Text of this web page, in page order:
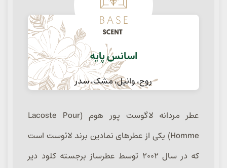
اسانس پایه
روح، وانیل، مشک، سدر
عطر مردانه لاگوست پور هوم (Lacoste Pour
Homme) یکی از عطرهای نمادین برند لائوست است
که در سال ۲۰۰۲ توسط عطرساز برجسته کلود دیر